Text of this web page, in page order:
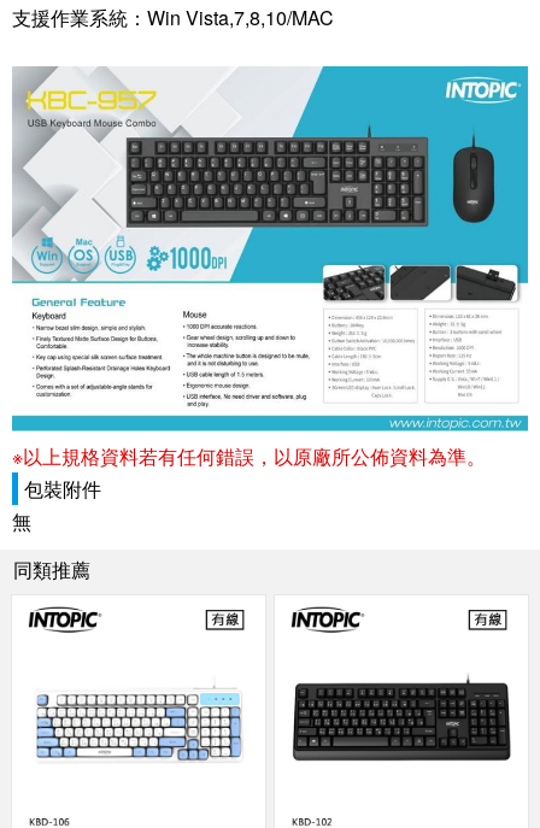
支援作業系統：Win Vista,7,8,10/MAC
※以上規格資料若有任何錯誤，以原廠所公佈資料為準。
包裝附件
無
同類推薦